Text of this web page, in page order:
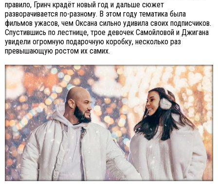
правило, Гринч крадёт новый год и дальше сюжет
разворачивается по-разному. В этом году тематика была
фильмов ужасов, чем Оксана сильно удивила своих подписчиков.
Спустившись по лестнице, трое девочек Самойловой и Джигана
увидели огромную подарочную коробку, несколько раз
превышающую ростом их самих.